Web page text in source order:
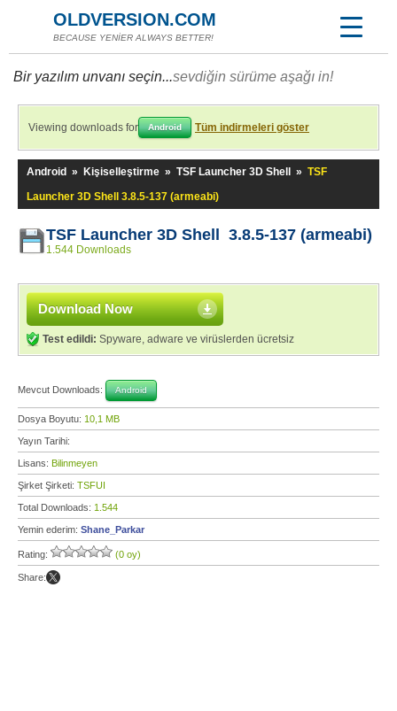
OLDVERSION.COM
BECAUSE YENİER ALWAYS BETTER!
Bir yazılım unvanı seçin...sevdiğin sürüme aşağı in!
Viewing downloads for Android Tüm indirmeleri göster
Android » Kişiselleştirme » TSF Launcher 3D Shell » TSF
Launcher 3D Shell 3.8.5-137 (armeabi)
TSF Launcher 3D Shell 3.8.5-137 (armeabi)
1.544 Downloads
Download Now
Test edildi: Spyware, adware ve virüslerden ücretsiz
Mevcut Downloads: Android
Dosya Boyutu: 10,1 MB
Yayın Tarihi:
Lisans: Bilinmeyen
Şirket Şirketi: TSFUI
Total Downloads: 1.544
Yemin ederim: Shane_Parkar
Rating: (0 oy)
Share: